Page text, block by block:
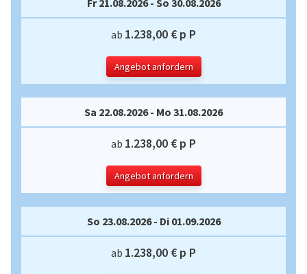
Fr 21.08.2026 - So 30.08.2026
ab 1.238,00 € p P
Angebot anfordern
Sa 22.08.2026 - Mo 31.08.2026
ab 1.238,00 € p P
Angebot anfordern
So 23.08.2026 - Di 01.09.2026
ab 1.238,00 € p P